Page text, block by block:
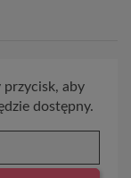
aby
dostępny.